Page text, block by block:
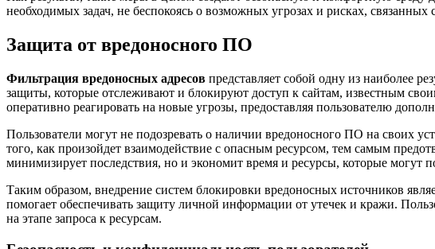
необходимых задач, не беспокоясь о возможных угрозах и рисках, связанных
Защита от вредоносного ПО
Фильтрация вредоносных адресов представляет собой одну из наиболее
защиты, которые отслеживают и блокируют доступ к сайтам, известным
оперативно реагировать на новые угрозы, предоставляя пользователю
Пользователи могут не подозревать о наличии вредоносного ПО на своих
того, как произойдет взаимодействие с опасным ресурсом, тем самым
минимизирует последствия, но и экономит время и ресурсы, которые могут
Таким образом, внедрение систем блокировки вредоносных источников
помогает обеспечивать защиту личной информации от утечек и кражи.
на этапе запроса к ресурсам.